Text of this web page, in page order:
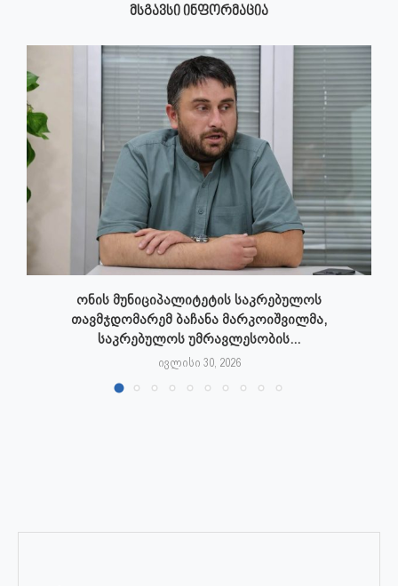
ᲛᲡᲒᲐᲕᲡᲘ ᲘᲜᲤᲝᲠᲛᲐᲪᲘᲐ
ონის მუნიციპალიტეტის საკრებულოს
თავმჯდომარემ ბაჩანა მარკოიშვილმა,
საკრებულოს უმრავლესობის...
ივლისი 30, 2026